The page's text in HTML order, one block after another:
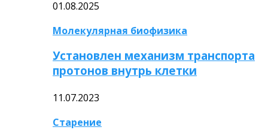
01.08.2025
Молекулярная биофизика
Установлен механизм транспорта
протонов внутрь клетки
11.07.2023
Старение